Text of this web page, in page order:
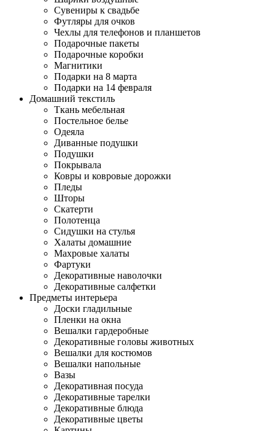
Сувениры к свадьбе
Футляры для очков
Чехлы для телефонов и планшетов
Подарочные пакеты
Подарочные коробки
Магнитики
Подарки на 8 марта
Подарки на 14 февраля
Домашний текстиль
Ткань мебельная
Постельное белье
Одеяла
Диванные подушки
Подушки
Покрывала
Ковры и ковровые дорожки
Пледы
Шторы
Скатерти
Полотенца
Сидушки на стулья
Халаты домашние
Махровые халаты
Фартуки
Декоративные наволочки
Декоративные салфетки
Предметы интерьера
Доски гладильные
Пленки на окна
Вешалки гардеробные
Декоративные головы животных
Вешалки для костюмов
Вешалки напольные
Вазы
Декоративная посуда
Декоративные тарелки
Декоративные блюда
Декоративные цветы